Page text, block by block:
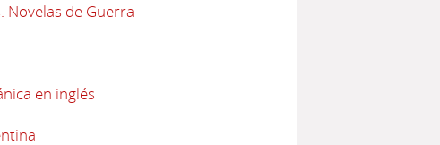
Novelas de Guerra
en inglés